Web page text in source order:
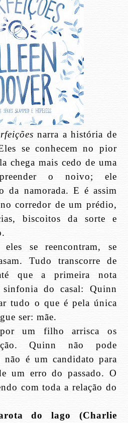
narra a história de
se conhecem no pior
chega mais cedo de uma
o noivo; ele
da namorada. E é assim
corredor de um prédio,
biscoitos da sorte e
se reencontram, se
Tudo transcorre de
que a primeira nota
sinfonia do casal: Quinn
tudo o que é pela única
ser: mãe.
um filho arrisca os
Quinn não pode
não é um candidato para
um erro do passado. O
com toda a relação do
do lago (Charlie